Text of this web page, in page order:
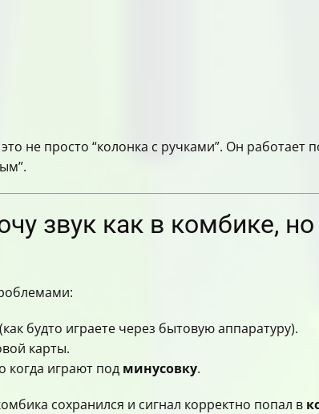
не просто “колонка с ручками”. Он работает
звук как в комбике,
будто играете через бытовую аппаратуру).
карты.
когда играют под минусовку.
сохранился и сигнал корректно попал в